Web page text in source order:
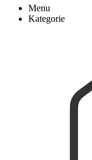
Menu
Kategorie